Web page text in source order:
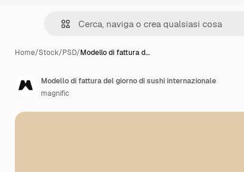
Home/Stock/PSD/Modello di fattura d…
Modello di fattura del giorno di sushi internazionale
magnific